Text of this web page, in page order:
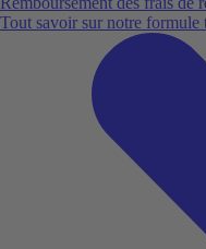
Tout savoir sur notre formule